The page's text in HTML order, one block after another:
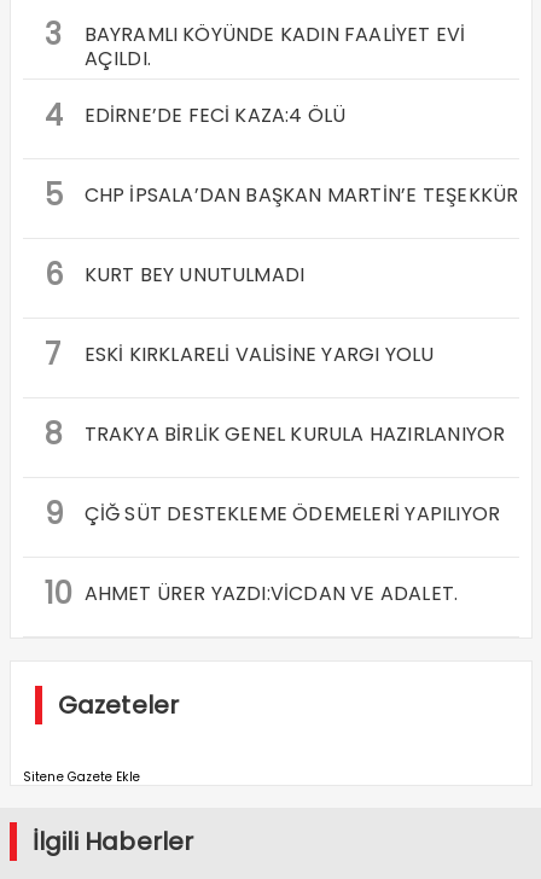
3
BAYRAMLI KÖYÜNDE KADIN FAALİYET EVİ
AÇILDI.
4 EDİRNE’DE FECİ KAZA:4 ÖLÜ
5 CHP İPSALA’DAN BAŞKAN MARTİN’E TEŞEKKÜR
6 KURT BEY UNUTULMADI
7 ESKİ KIRKLARELİ VALİSİNE YARGI YOLU
8 TRAKYA BİRLİK GENEL KURULA HAZIRLANIYOR
9 ÇİĞ SÜT DESTEKLEME ÖDEMELERİ YAPILIYOR
10 AHMET ÜRER YAZDI:VİCDAN VE ADALET.
Gazeteler
Sitene Gazete Ekle
İlgili Haberler